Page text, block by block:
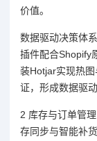
价值。
数据驱动决策体
插件配合Shopify
装Hotjar实现热
证，形成数据驱
2 库存与订单管
存同步与智能补